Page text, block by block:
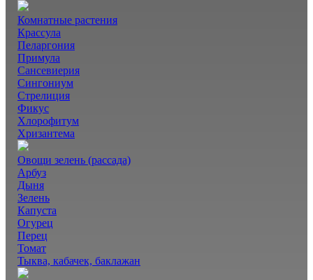
Комнатные растения
Крассула
Пеларгония
Примула
Сансевиерия
Сингониум
Стрелиция
Фикус
Хлорофитум
Хризантема
Овощи зелень (рассада)
Арбуз
Дыня
Зелень
Капуста
Огурец
Перец
Томат
Тыква, кабачек, баклажан